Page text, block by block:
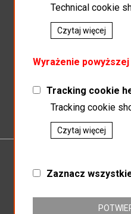
P.P.H.U.MAGNAT
SP.J SŁAWOMIR
ul. Mikołowska 164
Technical cookie
Czytaj więcej
Wyrażenie
Tracking cookie
Tracking cookie
Czytaj więcej
Zaznacz